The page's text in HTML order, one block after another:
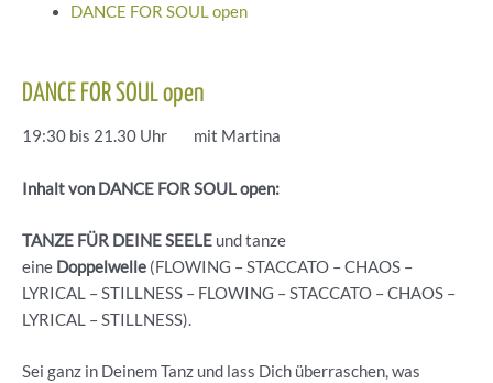
DANCE FOR SOUL open
DANCE FOR SOUL open
19:30 bis 21.30 Uhr mit Martina
Inhalt von DANCE FOR SOUL open:
TANZE FÜR DEINE SEELE und tanze
eine Doppelwelle (FLOWING – STACCATO – CHAOS –
LYRICAL – STILLNESS – FLOWING – STACCATO – CHAOS –
LYRICAL – STILLNESS).
Sei ganz in Deinem Tanz und lass Dich überraschen, was